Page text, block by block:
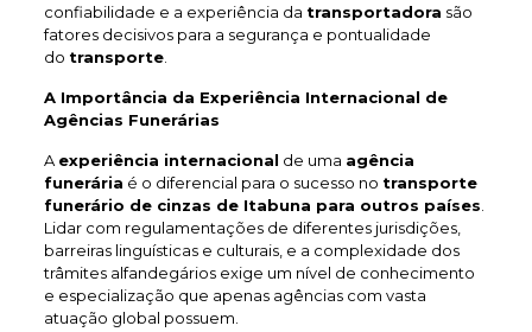
confiabilidade e a experiência da transportadora são
fatores decisivos para a segurança e pontualidade
do transporte.
A Importância da Experiência Internacional de
Agências Funerárias
A experiência internacional de uma agência
funerária é o diferencial para o sucesso no transporte
funerário de cinzas de Itabuna para outros países
Lidar com regulamentações de diferentes jurisdições,
barreiras linguísticas e culturais, e a complexidade dos
trâmites alfandegários exige um nível de conhecimento
e especialização que apenas agências com vasta
atuação global possuem.